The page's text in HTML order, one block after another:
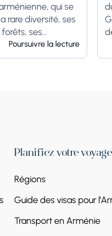
qui se
rare diversité, ses
ses
Poursuivre la lecture
Planifiez votre voyage
Régions
Guide des visas pour
Transport en Arménie